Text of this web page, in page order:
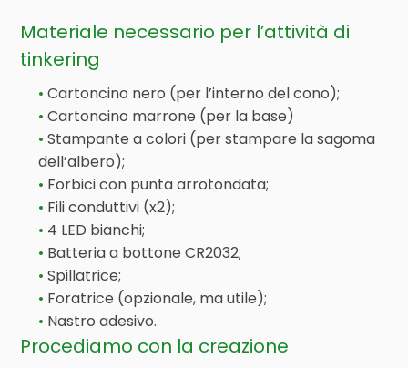
Materiale necessario per l’attività di
tinkering
Cartoncino nero (per l’interno del cono);
Cartoncino marrone (per la base)
Stampante a colori (per stampare la sagoma
dell’albero);
Forbici con punta arrotondata;
Fili conduttivi (x2);
4 LED bianchi;
Batteria a bottone CR2032;
Spillatrice;
Foratrice (opzionale, ma utile);
Nastro adesivo.
Procediamo con la creazione